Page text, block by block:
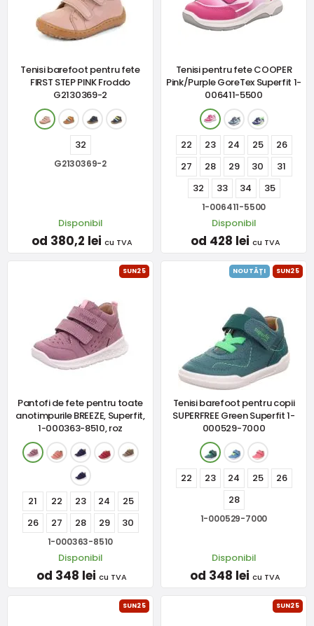
Tenisi barefoot pentru fete
FIRST STEP PINK Froddo
G2130369-2
32
G2130369-2
Disponibil
od 380,2 lei cu TVA
Tenisi pentru fete COOPER
Pink/Purple GoreTex Superfit 1-
006411-5500
22 23 24 25
26
27
28 29 30
31
32
33 34 35
1-006411-5500
Disponibil
od 428 lei cu TVA
SUN25
Pantofi de fete pentru toate
anotimpurile BREEZE, Superfit,
1-000363-8510, roz
21 22 23 24
25
26
27 28 29 30
1-000363-8510
Disponibil
od 348 lei cu TVA
NOUTĂȚI SUN25
Tenisi barefoot pentru copii
SUPERFREE Green Superfit 1-
000529-7000
22 23 24 25
26
28
1-000529-7000
Disponibil
od 348 lei cu TVA
SUN25 SUN25